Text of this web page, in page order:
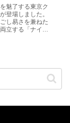
魅了する東京ク
登場しました。
し易さを兼ねた
立する「ナイト